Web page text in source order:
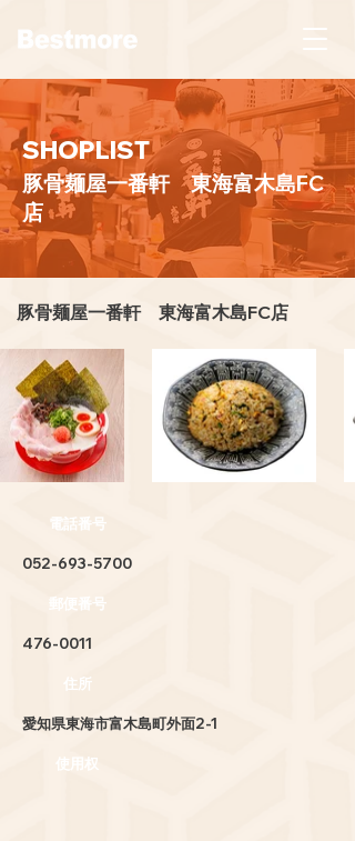
SHOPLIST
豚骨麺屋一番軒 東海富木島FC
店
豚骨麺屋一番軒 東海富木島FC店
電話番号
052-693-5700
郵便番号
476-0011
住所
愛知県東海市富木島町外面2-1
使用权